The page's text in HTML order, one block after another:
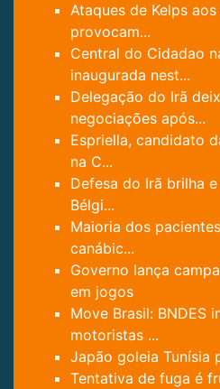
Ataques de Kelps
provocam...
Central do Cidadao
inaugurada nest...
Delegação do Irã
negociações após...
Espriella, candidato
na C...
Defesa do Irã brilha
Bélgi...
Maioria dos
canábic...
Governo lança
em jogos
Move Brasil: BNDES
motoristas ...
Japão goleia Tunísia
Tentativa de fuga é